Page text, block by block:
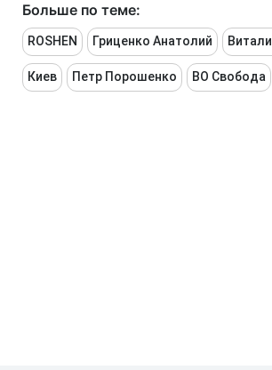
Больше по теме:
ROSHEN Гриценко Анатолий
Киев Петр Порошенко ВО Свобода